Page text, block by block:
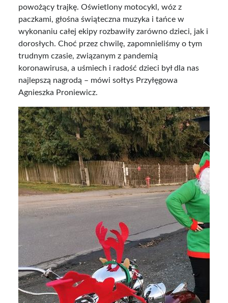
powożący trajkę. Oświetlony motocykl, wóz z
paczkami, głośna świąteczna muzyka i tańce w
wykonaniu całej ekipy rozbawiły zarówno dzieci, jak i
dorosłych. Choć przez chwilę, zapomnieliśmy o tym
trudnym czasie, związanym z pandemią
koronawirusa, a uśmiech i radość dzieci był dla nas
najlepszą nagrodą – mówi sołtys Przyłęgowa
Agnieszka Proniewicz.